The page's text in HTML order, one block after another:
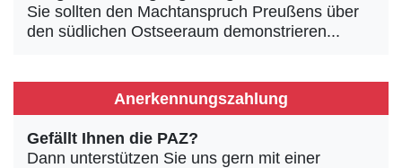
Sie sollten den Machtanspruch Preußens über
den südlichen Ostseeraum demonstrieren...
Anerkennungszahlung
Gefällt Ihnen die PAZ?
Dann unterstützen Sie uns gern mit einer